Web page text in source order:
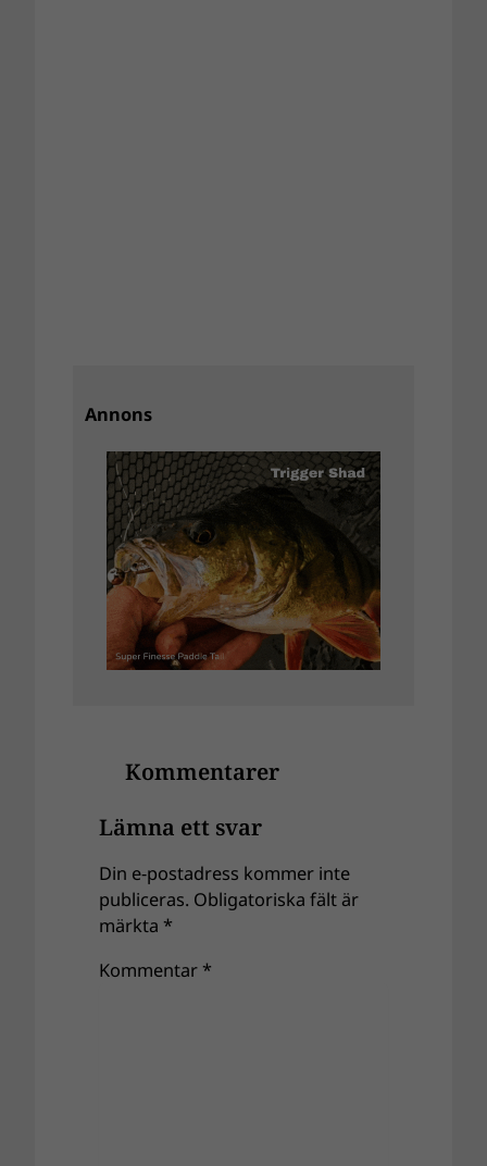
Annons
Kommentarer
Lämna ett svar
Din e-postadress kommer inte
publiceras. Obligatoriska fält är
märkta *
Kommentar *